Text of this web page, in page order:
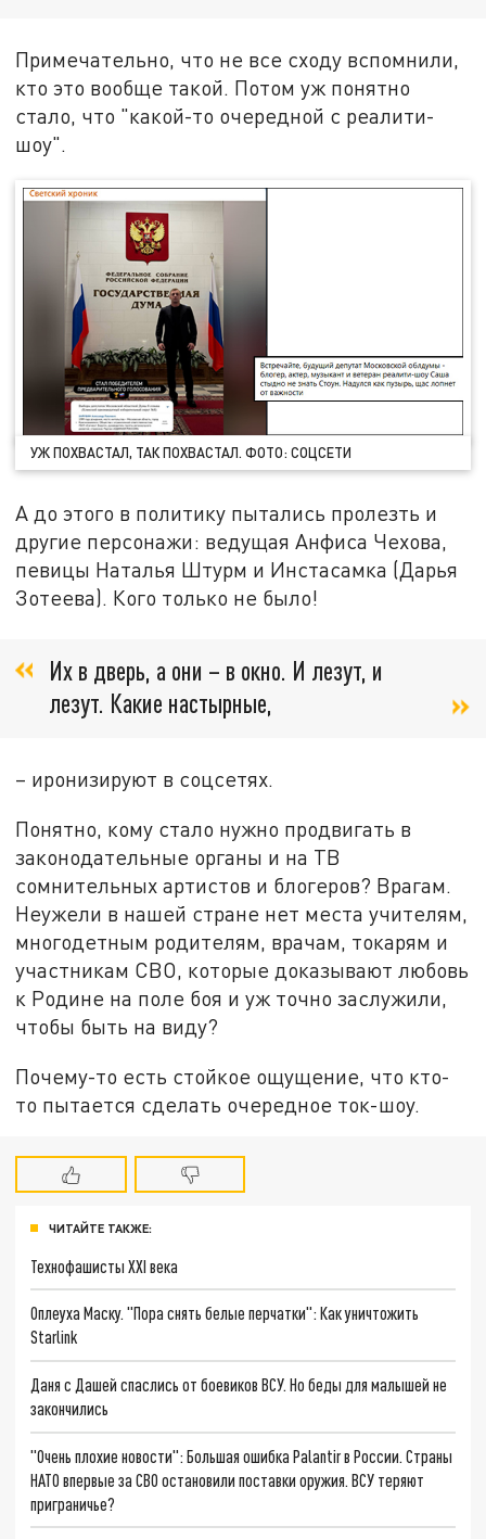
Примечательно, что не все сходу вспомнили,
кто это вообще такой. Потом уж понятно
стало, что "какой-то очередной с реалити-
шоу".
УЖ ПОХВАСТАЛ, ТАК ПОХВАСТАЛ. ФОТО: СОЦСЕТИ
А до этого в политику пытались пролезть и
другие персонажи: ведущая Анфиса Чехова,
певицы Наталья Штурм и Инстасамка (Дарья
Зотеева). Кого только не было!
Их в дверь, а они – в окно. И лезут, и
лезут. Какие настырные,
– иронизируют в соцсетях.
Понятно, кому стало нужно продвигать в
законодательные органы и на ТВ
сомнительных артистов и блогеров? Врагам.
Неужели в нашей стране нет места учителям,
многодетным родителям, врачам, токарям и
участникам СВО, которые доказывают любовь
к Родине на поле боя и уж точно заслужили,
чтобы быть на виду?
Почему-то есть стойкое ощущение, что кто-
то пытается сделать очередное ток-шоу.
ЧИТАЙТЕ ТАКЖЕ:
Технофашисты XXI века
Оплеуха Маску. "Пора снять белые перчатки": Как уничтожить
Starlink
Даня с Дашей спаслись от боевиков ВСУ. Но беды для малышей не
закончились
"Очень плохие новости": Большая ошибка Palantir в России. Страны
НАТО впервые за СВО остановили поставки оружия. ВСУ теряют
приграничье?